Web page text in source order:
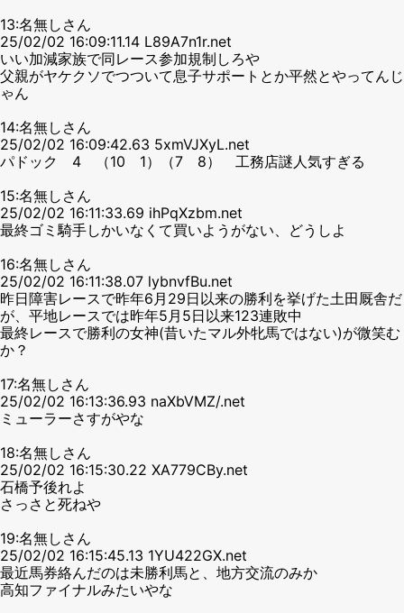
13:名無しさん
25/02/02 16:09:11.14 L89A7n1r.net
いい加減家族で同レース参加規制しろや
父親がヤケクソでつついて息子サポートとか平然とやってんじ
ゃん
14:名無しさん
25/02/02 16:09:42.63 5xmVJXyL.net
パドック 4 （10 1）（7 8） 工務店謎人気すぎる
15:名無しさん
25/02/02 16:11:33.69 ihPqXzbm.net
最終ゴミ騎手しかいなくて買いようがない、どうしよ
16:名無しさん
25/02/02 16:11:38.07 lybnvfBu.net
昨日障害レースで昨年6月29日以来の勝利を挙げた土田厩舎だ
が、平地レースでは昨年5月5日以来123連敗中
最終レースで勝利の女神(昔いたマル外牝馬ではない)が微笑む
か？
17:名無しさん
25/02/02 16:13:36.93 naXbVMZ/.net
ミューラーさすがやな
18:名無しさん
25/02/02 16:15:30.22 XA779CBy.net
石橋予後れよ
さっさと死ねや
19:名無しさん
25/02/02 16:15:45.13 1YU422GX.net
最近馬券絡んだのは未勝利馬と、地方交流のみか
高知ファイナルみたいやな